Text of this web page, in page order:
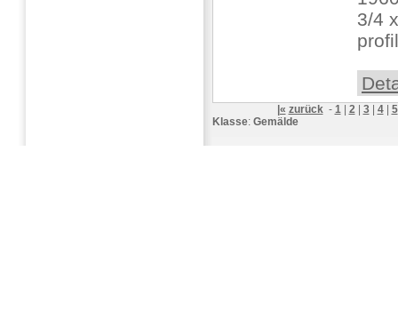
3/4
|« zurück- 1| 2| 3| 4| 5
Klasse: Gemälde